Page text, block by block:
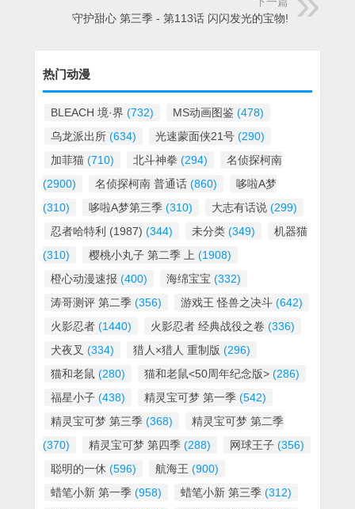
守护甜心 第三季 - 第113话 闪闪发光的宝物!
热门动漫
BLEACH 境·界 (732) MS动画图鉴 (478)
乌龙派出所 (634) 光速蒙面侠21号 (290)
加菲猫 (710) 北斗神拳 (294)
名侦探柯南
(2900)
名侦探柯南 普通话 (860)
哆啦A梦
(310)
哆啦A梦第三季 (310) 大志有话说 (299)
忍者哈特利 (1987) (344) 未分类 (349)
机器猫
(310)
樱桃小丸子 第二季 上 (1908)
橙心动漫速报 (400) 海绵宝宝 (332)
涛哥测评 第二季 (356) 游戏王 怪兽之决斗 (642)
火影忍者 (1440) 火影忍者 经典战役之卷 (336)
犬夜叉 (334) 猎人×猎人 重制版 (296)
猫和老鼠 (280) 猫和老鼠<50周年纪念版> (286)
福星小子 (438) 精灵宝可梦 第一季 (542)
精灵宝可梦 第三季 (368)
精灵宝可梦 第二季
(370)
精灵宝可梦 第四季 (288) 网球王子 (356)
聪明的一休 (596) 航海王 (900)
蜡笔小新 第一季 (958) 蜡笔小新 第三季 (312)